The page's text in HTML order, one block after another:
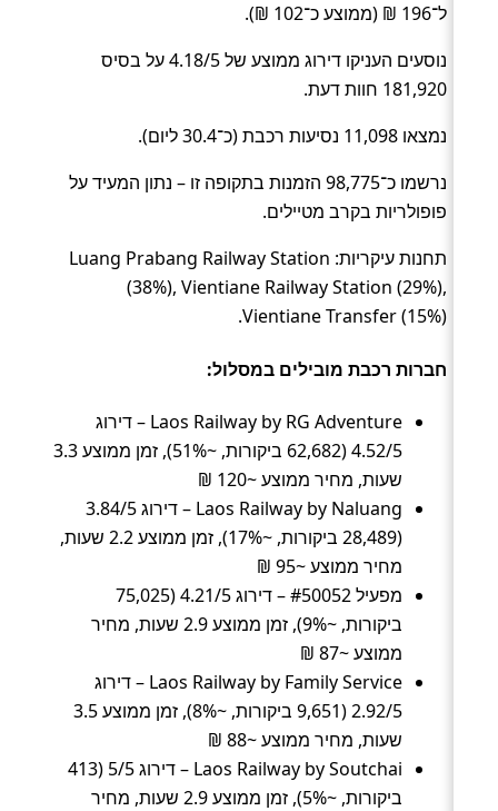
ל־196 ₪ (ממוצע כ־102 ₪).
נוסעים העניקו דירוג ממוצע של 4.18/5 על בסיס
181,920 חוות דעת.
נמצאו 11,098 נסיעות רכבת (כ־30.4 ליום).
נרשמו כ־98,775 הזמנות בתקופה זו – נתון המעיד על
פופולריות בקרב מטיילים.
תחנות עיקריות: Luang Prabang Railway Station
(38%), Vientiane Railway Station (29%),
Vientiane Transfer (15%).
חברות רכבת מובילים במסלול:
Laos Railway by RG Adventure – דירוג
4.52/5 (62,682 ביקורות, ~51%), זמן ממוצע 3.3
שעות, מחיר ממוצע ~120 ₪
Laos Railway by Naluang – דירוג 3.84/5
(28,489 ביקורות, ~17%), זמן ממוצע 2.2 שעות,
מחיר ממוצע ~95 ₪
מפעיל #50052 – דירוג 4.21/5 (75,025
ביקורות, ~9%), זמן ממוצע 2.9 שעות, מחיר
ממוצע ~87 ₪
Laos Railway by Family Service – דירוג
2.92/5 (9,651 ביקורות, ~8%), זמן ממוצע 3.5
שעות, מחיר ממוצע ~88 ₪
Laos Railway by Soutchai – דירוג 5/5 (413
ביקורות, ~5%), זמן ממוצע 2.9 שעות, מחיר